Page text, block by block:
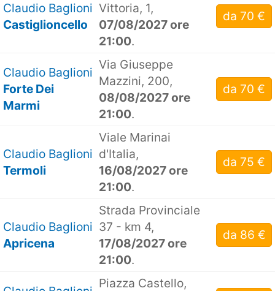
Claudio Baglioni
Castiglioncello
Vittoria, 1,
07/08/2027 ore
21:00.
da 70 €
Claudio Baglioni
Forte Dei
Marmi
Via Giuseppe
Mazzini, 200,
08/08/2027 ore
21:00.
da 70 €
Claudio Baglioni
Termoli
Viale Marinai
d'Italia,
16/08/2027 ore
21:00.
da 75 €
Claudio Baglioni
Apricena
Strada Provinciale
37 - km 4,
17/08/2027 ore
21:00.
da 86 €
Piazza Castello,